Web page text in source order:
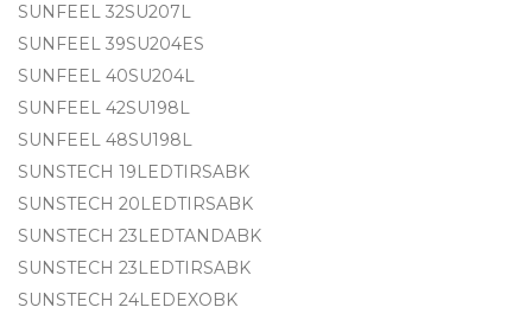
SUNFEEL 32SU207L
SUNFEEL 39SU204ES
SUNFEEL 40SU204L
SUNFEEL 42SU198L
SUNFEEL 48SU198L
SUNSTECH 19LEDTIRSABK
SUNSTECH 20LEDTIRSABK
SUNSTECH 23LEDTANDABK
SUNSTECH 23LEDTIRSABK
SUNSTECH 24LEDEXOBK